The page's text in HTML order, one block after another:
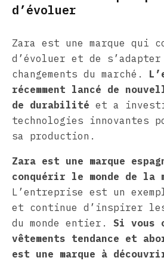
d’évoluer
Zara est une marque qui
d’évoluer et de s’adapter
changements du marché.
récemment lancé de
de durabilité et a
technologies innovantes
sa production.
Zara est une marque
conquérir le monde de la
L’entreprise est un
et continue d’inspirer
du monde entier. Si vous
vêtements tendance et
est une marque à